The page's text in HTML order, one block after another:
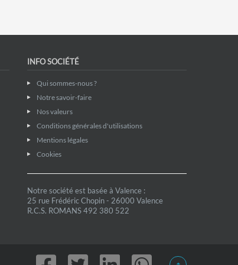
INFO SOCIÉTÉ
Qui sommes-nous ?
Notre savoir-faire
Nos valeurs
Conditions générales d'utilisations
Mentions légales
Cookies
Notre société est basée à Valence :
25 rue Frédéric Chopin - 26000 Valence
R.C.S. ROMANS 492 380 522